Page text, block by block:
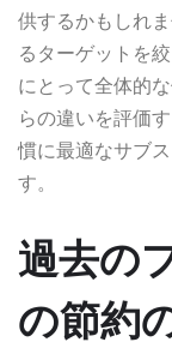
供するかもしれ
るターゲットを
にとって全体的
らの違いを評価
慣に最適なサブ
す。
過去の
の節約